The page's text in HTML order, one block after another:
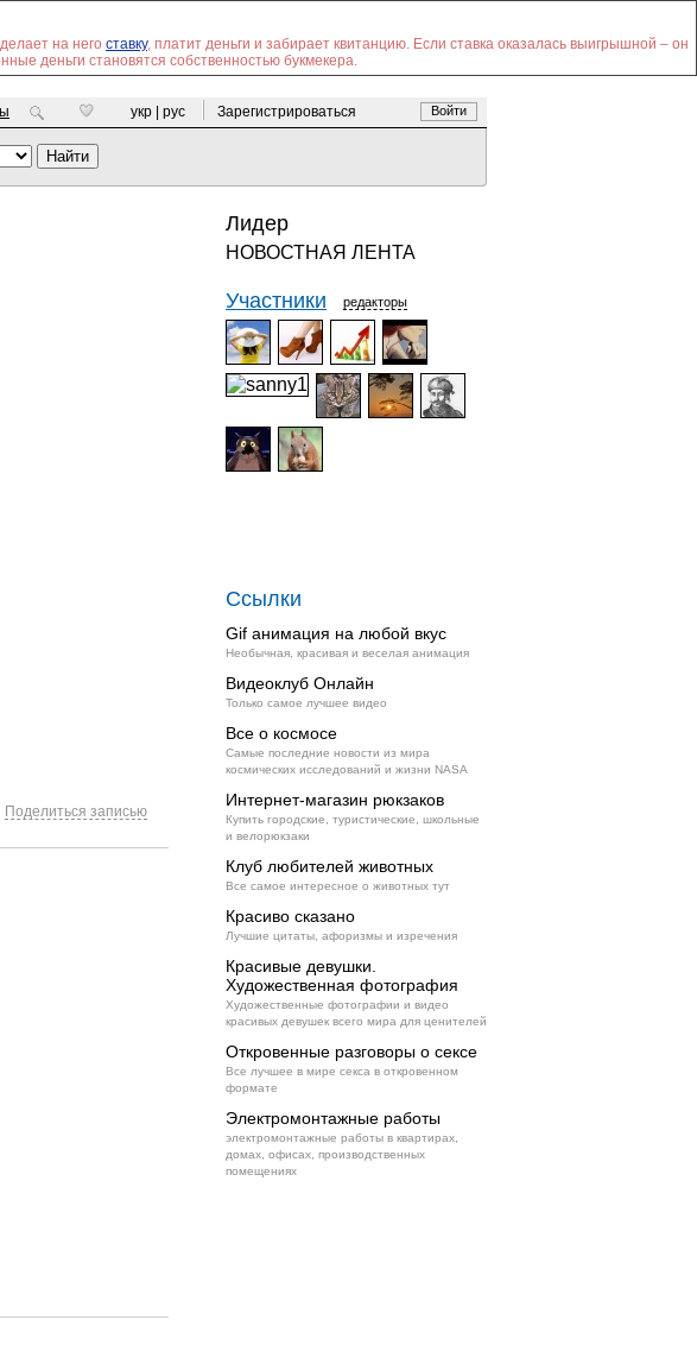
на него ставку, платит деньги и забирает квитанцию. Если ставка оказалась выигрышной – он
деньги становятся собственностью букмекера.
укр | рус Зарегистрироваться Войти
Лидер
НОВОСТНАЯ ЛЕНТА
Участники редакторы
Поделиться записью
Ссылки
Gif анимация на любой вкус
Необычная, красивая и веселая анимация
Видеоклуб Онлайн
Только самое лучшее видео
Все о космосе
Самые последние новости из мира
космических исследований и жизни NASA
Интернет-магазин рюкзаков
Купить городские, туристические, школьные
и велорюкзаки
Клуб любителей животных
Все самое интересное о животных тут
Красиво сказано
Лучшие цитаты, афоризмы и изречения
Красивые девушки.
Художественная фотография
Художественные фотографии и видео
красивых девушек всего мира для ценителей
Откровенные разговоры о сексе
Все лучшее в мире секса в откровенном
формате
Электромонтажные работы
электромонтажные работы в квартирах,
домах, офисах, производственных
помещениях